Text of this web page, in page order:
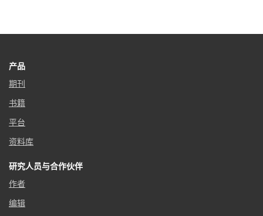
产品
期刊
书籍
平台
资料库
研究人员与合作伙伴
作者
编辑